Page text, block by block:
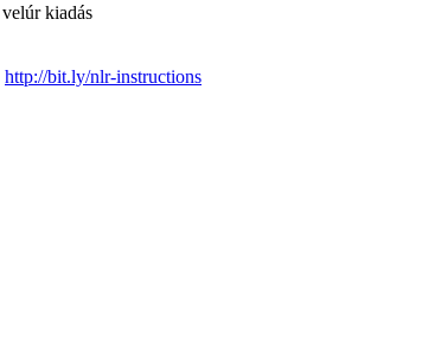
kiadás
http://bit.ly/nlr-instructions